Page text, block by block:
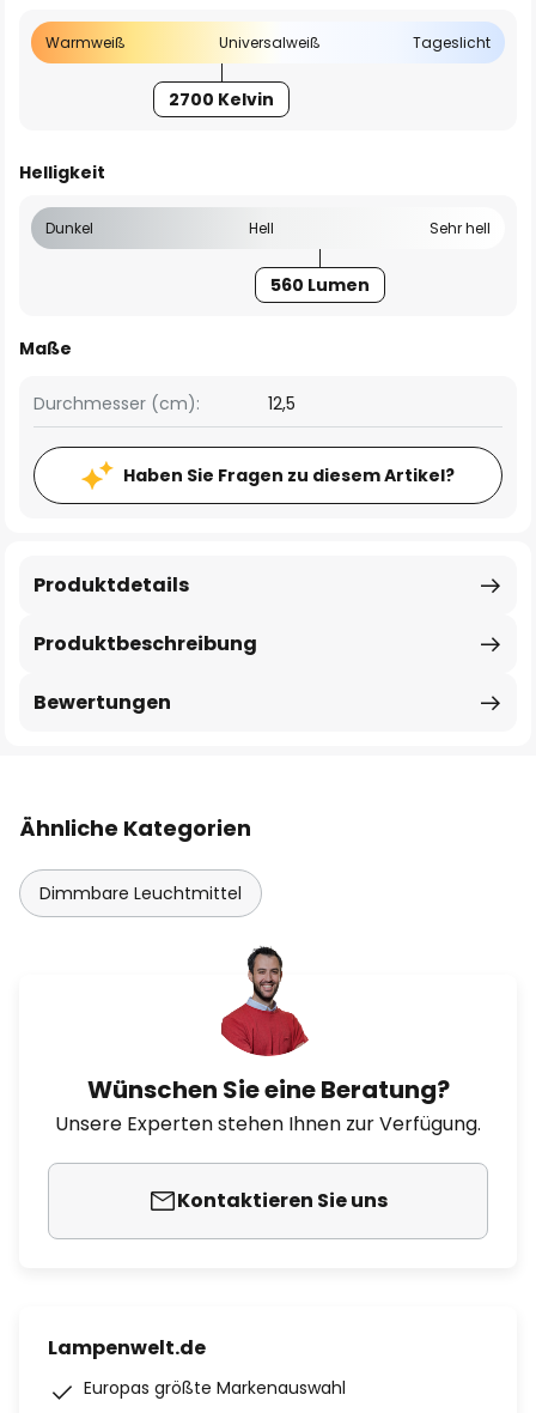
Warmweiß Universalweiß Tageslicht
2700 Kelvin
Helligkeit
Dunkel Hell Sehr hell
560 Lumen
Maße
Durchmesser (cm): 12,5
Haben Sie Fragen zu diesem Artikel?
Produktbeschreibung
Produktdetails
Bewertungen
Ähnliche Kategorien
Dimmbare Leuchtmittel
Wünschen Sie eine Beratung?
Unsere Experten stehen Ihnen zur Verfügung.
Kontaktieren Sie uns
Lampenwelt.de
Europas größte Markenauswahl